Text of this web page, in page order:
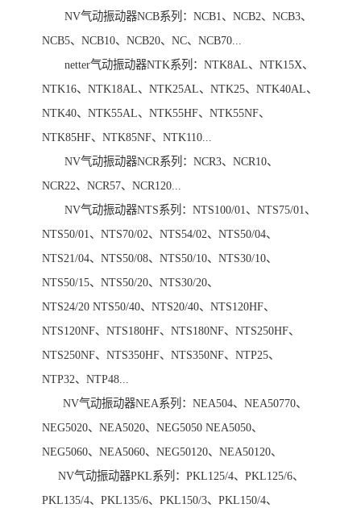
NV气动振动器NCB系列：NCB1、NCB2、NCB3、
NCB5、NCB10、NCB20、NC、NCB70...
netter气动振动器NTK系列：NTK8AL、NTK15X、
NTK16、NTK18AL、NTK25AL、NTK25、NTK40AL、
NTK40、NTK55AL、NTK55HF、NTK55NF、
NTK85HF、NTK85NF、NTK110...
NV气动振动器NCR系列：NCR3、NCR10、
NCR22、NCR57、NCR120...
NV气动振动器NTS系列：NTS100/01、NTS75/01、
NTS50/01、NTS70/02、NTS54/02、NTS50/04、
NTS21/04、NTS50/08、NTS50/10、NTS30/10、
NTS50/15、NTS50/20、NTS30/20、
NTS24/20 NTS50/40、NTS20/40、NTS120HF、
NTS120NF、NTS180HF、NTS180NF、NTS250HF、
NTS250NF、NTS350HF、NTS350NF、NTP25、
NTP32、NTP48...
NV气动振动器NEA系列：NEA504、NEA50770、
NEG5020、NEA5020、NEG5050 NEA5050、
NEG5060、NEA5060、NEG50120、NEA50120、
NV气动振动器PKL系列：PKL125/4、PKL125/6、
PKL135/4、PKL135/6、PKL150/3、PKL150/4、